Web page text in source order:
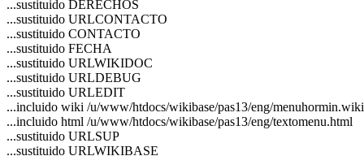
...sustituido DERECHOS
...sustituido URLCONTACTO
...sustituido CONTACTO
...sustituido FECHA
...sustituido URLWIKIDOC
...sustituido URLDEBUG
...sustituido URLEDIT
...incluido wiki /u/www/htdocs/wikibase/pas13/eng/menuhormin.wiki
...incluido html /u/www/htdocs/wikibase/pas13/eng/textomenu.html
...sustituido URLSUP
...sustituido URLWIKIBASE